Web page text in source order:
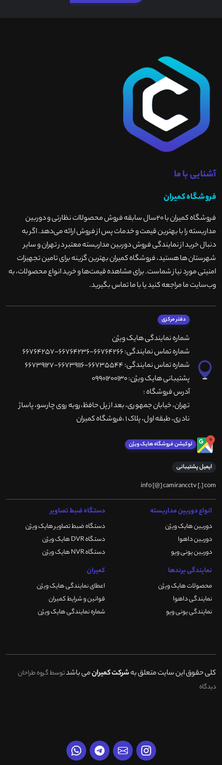
آشنایی با ما
فروشگاه کمیران
فروشگاه کمیران با ۲۰سال سابقه فروش محصولاات نظارتی و دوربین
مداربسته را با بهترین قیمت و خدمات پس از فروش ارائه می‌دهد. اگر به
دنبال خرید از نمایندگی فروش دوربین مداربسته معتبر در تهران و سایر
شهرستان ها هستید، فروشگاه کمیران بهترین گزینه برای تامین تجهیزات
امنیتی مورد نیاز شماست. برای مشاهده قیمت‌ها و خرید انواع محصولات، به
وب‌سایت ما مراجعه کنید یا با ما تماس بگیرید.
دفتر مرکزی
شماره نمایندگی هایک ویژن
شماره تماس نمایندگی: 66764266-66764236-66764257
شماره تماس نمایندگی: 66735544-66739116-66739127
پشتیبانی هایک ویژن: 09901200130
آدرس فروشگاه :
تهران، خيابان جمهوری، بعد از پل حافظ،روبه روی چارسو، پاساژ
نادری، طبقه اول، پلاک 1 ،فروشگاه کمیران
لوکیشن فروشگاه هایک ویژن
ایمیل پشتیبانی
info [@] camirancctv [.] com
انواع دوربین مداربسته
دوربین هایک ویژن
دوربین داهوا
دوربین یونی ویو
دستگاه ضبط تصاویر
دستگاه ضبط تصاویر هایک ویژن
دستگاه DVR هایک ویژن
دستگاه NVR هایک ویژن
نمایندگی برندها
محصولات هایک ویژن
نمایندگی داهوا
نمایندگی یونی ویو
کمیران
اعطای نمایندگی هایک ویژن
قوانین و شرایط کمیران
شماره نمایندگی هایک ویژن
کلی حقوق این سایت متعلق بهشرکت کمیرانمی باشدتوسط گروه طراحان
دیدگاه